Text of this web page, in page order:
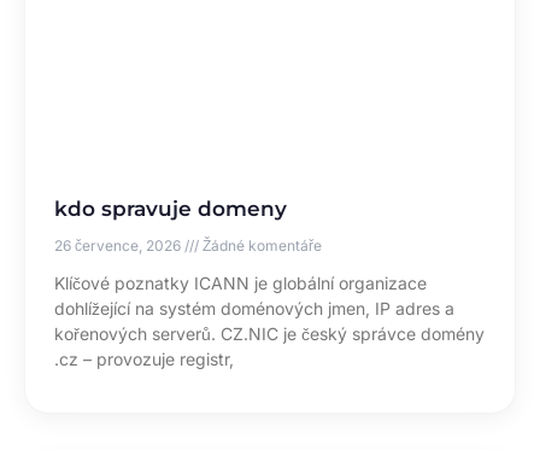
kdo spravuje domeny
26 července, 2026 Žádné komentáře
Klíčové poznatky ICANN je globální organizace
dohlížející na systém doménových jmen, IP adres a
kořenových serverů. CZ.NIC je český správce domény
.cz – provozuje registr,